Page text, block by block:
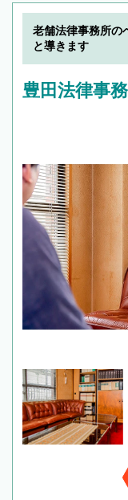
老舗法律事務所の
と導きます
豊田法律事